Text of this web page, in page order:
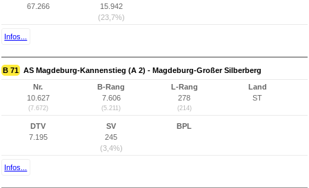
67.266
15.942
(23,7%)
Infos...
B 71 AS Magdeburg-Kannenstieg (A 2) - Magdeburg-Großer Silberberg
Nr.
10.627
(7.672)
B-Rang
7.606
(5.211)
L-Rang
278
(214)
Land
ST
DTV
7.195
SV
245
(3,4%)
BPL
Infos...